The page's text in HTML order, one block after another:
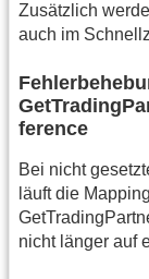
Zusätzlich
auch im
ference
Bei nicht
läuft die
nicht länger auf